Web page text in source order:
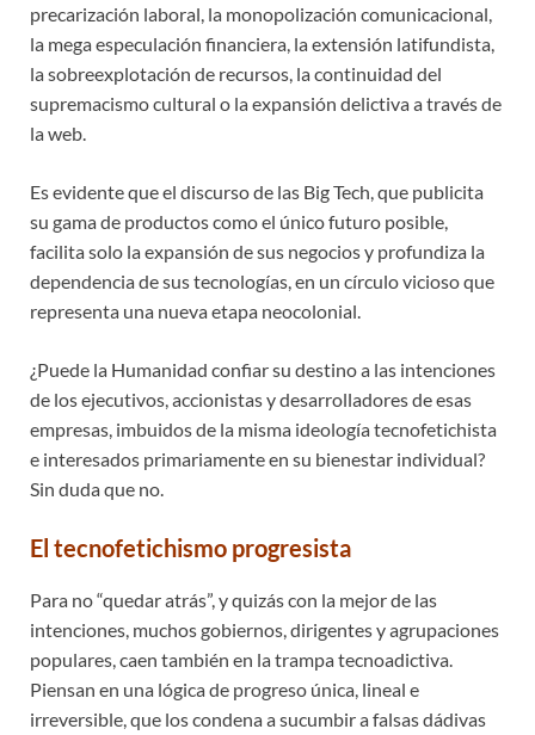
precarización laboral, la monopolización comunicacional,
la mega especulación financiera, la extensión latifundista,
la sobreexplotación de recursos, la continuidad del
supremacismo cultural o la expansión delictiva a través de
la web.
Es evidente que el discurso de las Big Tech, que publicita
su gama de productos como el único futuro posible,
facilita solo la expansión de sus negocios y profundiza la
dependencia de sus tecnologías, en un círculo vicioso que
representa una nueva etapa neocolonial.
¿Puede la Humanidad confiar su destino a las intenciones
de los ejecutivos, accionistas y desarrolladores de esas
empresas, imbuidos de la misma ideología tecnofetichista
e interesados primariamente en su bienestar individual?
Sin duda que no.
El tecnofetichismo progresista
Para no “quedar atrás”, y quizás con la mejor de las
intenciones, muchos gobiernos, dirigentes y agrupaciones
populares, caen también en la trampa tecnoadictiva.
Piensan en una lógica de progreso única, lineal e
irreversible, que los condena a sucumbir a falsas dádivas